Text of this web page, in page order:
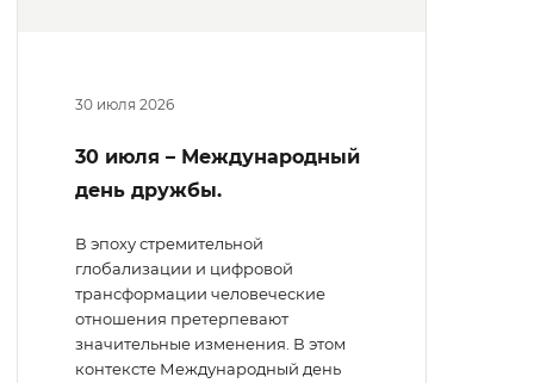
30 июля 2026
30 июля – Международный
день дружбы.
В эпоху стремительной
глобализации и цифровой
трансформации человеческие
отношения претерпевают
значительные изменения. В этом
контексте Международный день